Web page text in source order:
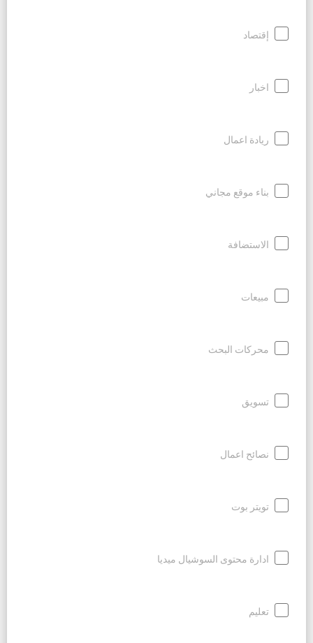
إقتصاد
اخبار
ريادة اعمال
بناء موقع مجاني
الاستضافة
مبيعات
محركات البحث
تسويق
نصائح اعمال
تويتر بوت
ادارة محتوى السوشيال ميديا
تعليم